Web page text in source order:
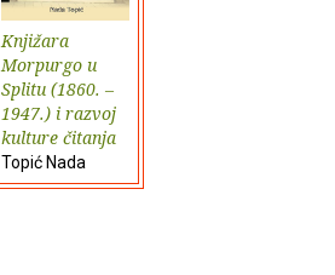
Knjižara
Morpurgo u
Splitu (1860. –
1947.) i razvoj
kulture čitanja
Topić Nada